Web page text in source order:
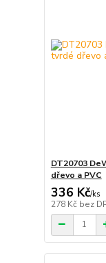
DT20703
dřevo a PVC
336 Kč/ks
278 Kč bez